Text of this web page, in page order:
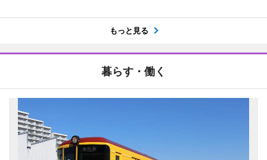
もっと見る
暮らす・働く